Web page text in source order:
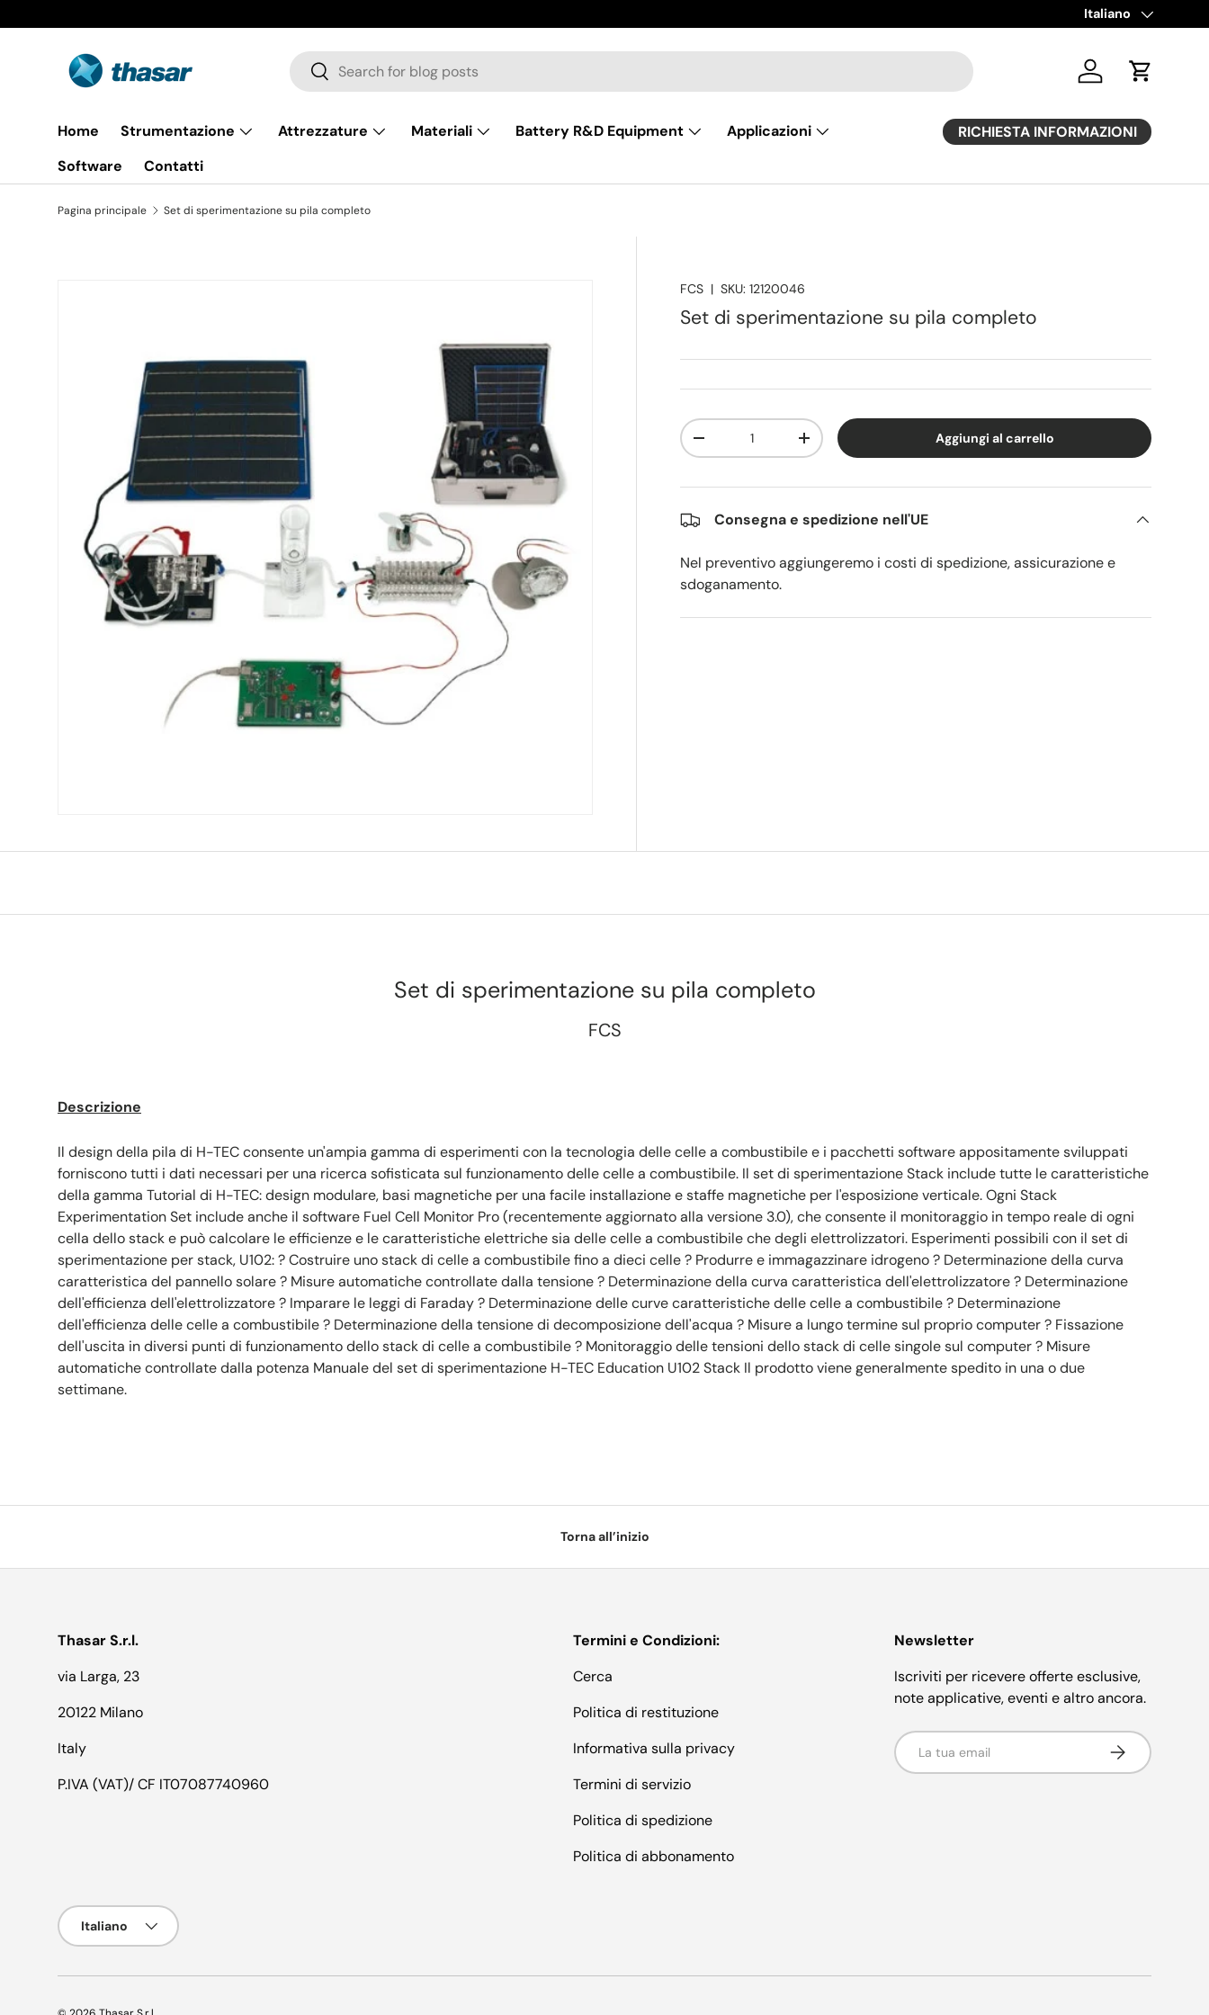
Passa ai contenuti
Lingua
Italiano
Cerca
Cerca AccediCarrello
Home Strumentazione Attrezzature Materiali Battery R&D Equipment
Applicazioni
Software
Contatti
RICHIESTA INFORMAZIONI
Pagina principale Set di sperimentazione su pila completo
FCS |SKU: 12120046
Set di sperimentazione su pila completo
Q.tà
Diminuire la quantitàAumenta la quantità Aggiungi al carrello
Consegna e spedizione nell'UE
Nel preventivo aggiungeremo i costi di spedizione, assicurazione e
sdoganamento.
Set di sperimentazione su pila completo
FCS
Descrizione
Il design della pila di H-TEC consente un'ampia gamma di esperimenti con la tecnologia delle celle a combustibile e i pacchetti software appositamente sviluppati
forniscono tutti i dati necessari per una ricerca sofisticata sul funzionamento delle celle a combustibile. Il set di sperimentazione Stack include tutte le caratteristiche
della gamma Tutorial di H-TEC: design modulare, basi magnetiche per una facile installazione e staffe magnetiche per l'esposizione verticale. Ogni Stack
Experimentation Set include anche il software Fuel Cell Monitor Pro (recentemente aggiornato alla versione 3.0), che consente il monitoraggio in tempo reale di ogni
cella dello stack e può calcolare le efficienze e le caratteristiche elettriche sia delle celle a combustibile che degli elettrolizzatori. Esperimenti possibili con il set di
sperimentazione per stack, U102: ? Costruire uno stack di celle a combustibile fino a dieci celle ? Produrre e immagazzinare idrogeno ? Determinazione della curva
caratteristica del pannello solare ? Misure automatiche controllate dalla tensione ? Determinazione della curva caratteristica dell'elettrolizzatore ? Determinazione
dell'efficienza dell'elettrolizzatore ? Imparare le leggi di Faraday ? Determinazione delle curve caratteristiche delle celle a combustibile ? Determinazione
dell'efficienza delle celle a combustibile ? Determinazione della tensione di decomposizione dell'acqua ? Misure a lungo termine sul proprio computer ? Fissazione
dell'uscita in diversi punti di funzionamento dello stack di celle a combustibile ? Monitoraggio delle tensioni dello stack di celle singole sul computer ? Misure
automatiche controllate dalla potenza Manuale del set di sperimentazione H-TEC Education U102 Stack Il prodotto viene generalmente spedito in una o due
settimane.
Torna all’inizio
Thasar S.r.l.
via Larga, 23
20122 Milano
Italy
P.IVA (VAT)/ CF IT07087740960
Termini e Condizioni:
Cerca
Politica di restituzione
Informativa sulla privacy
Termini di servizio
Politica di spedizione
Politica di abbonamento
Newsletter
Iscriviti per ricevere offerte esclusive,
note applicative, eventi e altro ancora.
Email Iscriviti
Lingua
Italiano